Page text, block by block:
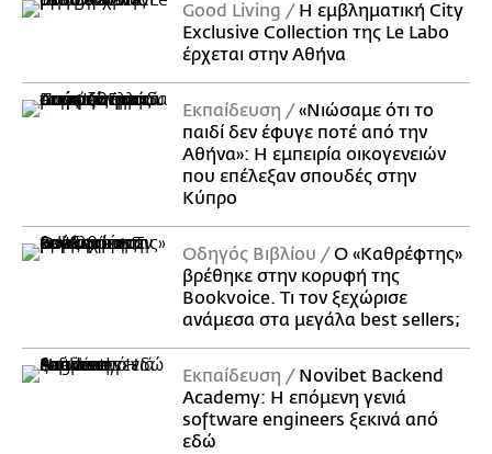
Good Living
Η εμβληματική City
Exclusive Collection της Le Labo
έρχεται στην Αθήνα
Εκπαίδευση
«Νιώσαμε ότι το
παιδί δεν έφυγε ποτέ από την
Αθήνα»: Η εμπειρία οικογενειών
που επέλεξαν σπουδές στην
Κύπρο
Οδηγός Βιβλίου
Ο «Καθρέφτης»
βρέθηκε στην κορυφή της
Bookvoice. Τι τον ξεχώρισε
ανάμεσα στα μεγάλα best sellers;
Εκπαίδευση
Novibet Backend
Academy: Η επόμενη γενιά
software engineers ξεκινά από
εδώ